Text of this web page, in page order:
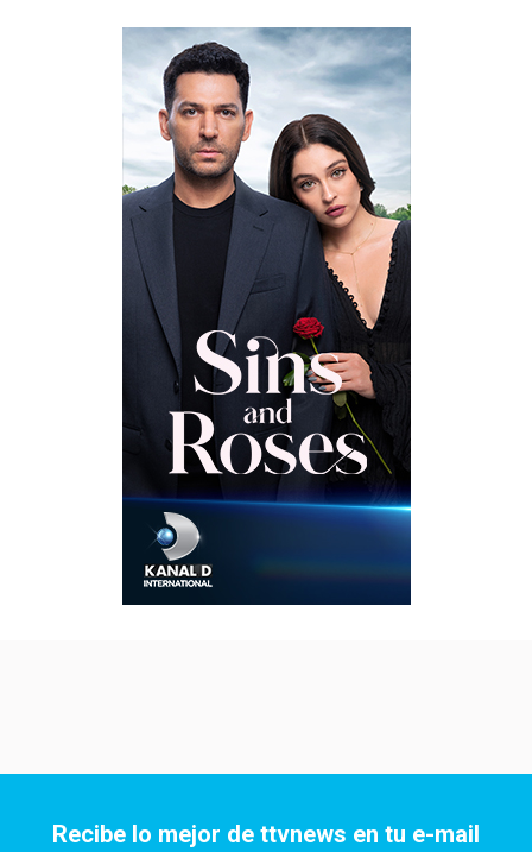
Recibe lo mejor de ttvnews en tu e-mail